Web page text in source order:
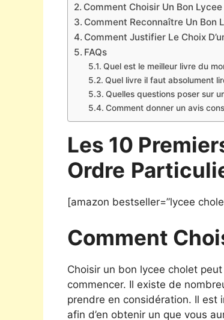
Comment Choisir Un Bon
Comment Reconnaître Un Bon
Comment Justifier Le Choix
FAQs
Quel est le meilleur livre du
Quel livre il faut absolument
Quelles questions poser sur
Comment donner un avis
Les 10
Ordre
[amazon bestseller=”lycee
Comment
Choisir un bon lycee cholet
commencer. Il existe de
prendre en considération. Il est
afin d’en obtenir un que vous